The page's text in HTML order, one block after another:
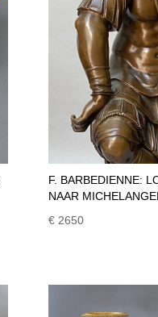
F. BARBEDIENNE:
NAAR
€ 2650